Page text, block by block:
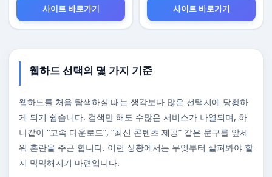
사이트 바로가기
사이트 바로가기
웹하드 선택의 몇 가지 기준
웹하드를 처음 탐색하실 때는 생각보다 많은 선택지에 당황하
게 되기 쉽습니다. 검색만 해도 수많은 서비스가 나열되며, 하
나같이 “고속 다운로드”, “최신 콘텐츠 제공” 같은 문구를 앞세
워 혼란을 주곤 합니다. 이런 상황에서는 무엇부터 살펴봐야 할
지 막막해지기 마련입니다.